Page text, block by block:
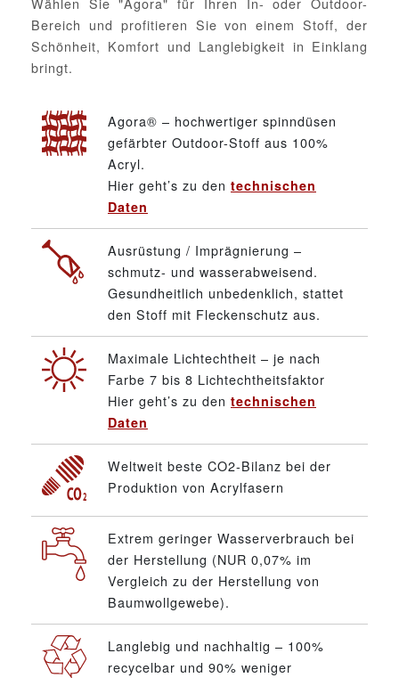
Bereich und profitieren Sie von einem Stoff, der
Schönheit, Komfort und Langlebigkeit in Einklang
bringt.
Agora® – hochwertiger spinndüsen
gefärbter Outdoor-Stoff aus 100%
Acryl.
Hier geht’s zu den technischen
Daten
Ausrüstung / Imprägnierung –
schmutz- und wasserabweisend.
Gesundheitlich unbedenklich, stattet
den Stoff mit Fleckenschutz aus.
Maximale Lichtechtheit – je nach
Farbe 7 bis 8 Lichtechtheitsfaktor
Hier geht’s zu den technischen
Daten
Weltweit beste CO2-Bilanz bei der
Produktion von Acrylfasern
Extrem geringer Wasserverbrauch bei
der Herstellung (NUR 0,07% im
Vergleich zu der Herstellung von
Baumwollgewebe).
Langlebig und nachhaltig – 100%
recycelbar und 90% weniger